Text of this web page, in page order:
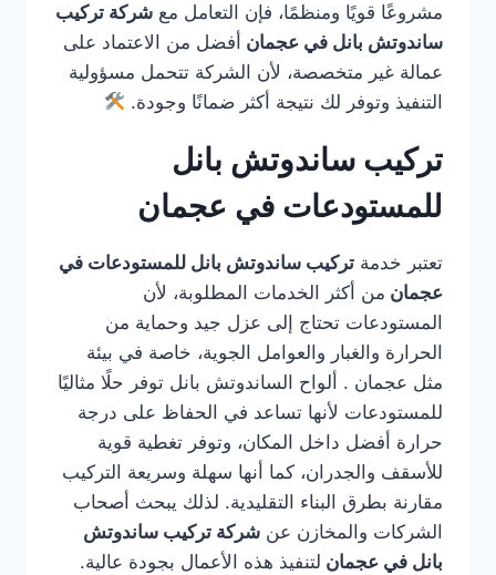
مشروعًا قويًا ومنظمًا، فإن التعامل مع شركة تركيب
ساندوتش بانل في عجمان أفضل من الاعتماد على
عمالة غير متخصصة، لأن الشركة تتحمل مسؤولية
التنفيذ وتوفر لك نتيجة أكثر ضمانًا وجودة.
تركيب ساندوتش بانل
للمستودعات في عجمان
تعتبر خدمة تركيب ساندوتش بانل للمستودعات في
عجمان من أكثر الخدمات المطلوبة، لأن
المستودعات تحتاج إلى عزل جيد وحماية من
الحرارة والغبار والعوامل الجوية، خاصة في بيئة
مثل عجمان . ألواح الساندوتش بانل توفر حلًا مثاليًا
للمستودعات لأنها تساعد في الحفاظ على درجة
حرارة أفضل داخل المكان، وتوفر تغطية قوية
للأسقف والجدران، كما أنها سهلة وسريعة التركيب
مقارنة بطرق البناء التقليدية. لذلك يبحث أصحاب
الشركات والمخازن عن شركة تركيب ساندوتش
بانل في عجمان لتنفيذ هذه الأعمال بجودة عالية.